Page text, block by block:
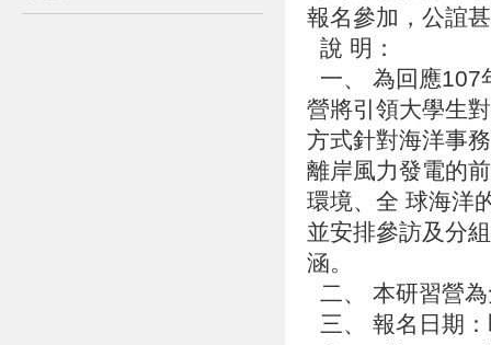
報名參加，公誼
說 明：
一、 為回應107
營將引領大學生
方式針對海洋事
離岸風力發電的
環境、全 球海洋
並安排參訪及分
涵。
二、 本研習營
三、 報名日期